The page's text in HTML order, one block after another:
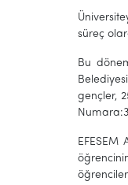
süreç
Bu
gençler,